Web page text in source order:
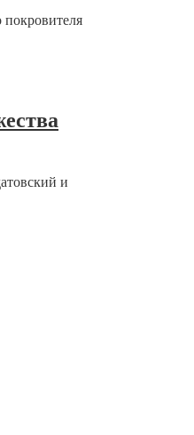
покровителя
и